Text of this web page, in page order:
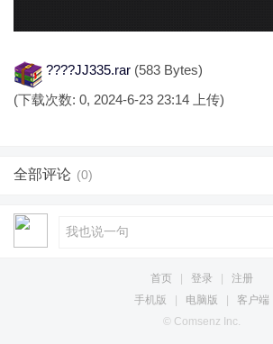
????JJ335.rar (583 Bytes)
(下载次数: 0, 2024-6-23 23:14 上传)
全部评论 (0)
首页 登录
注册
手机版
电脑版
客户端
© Comsenz Inc.